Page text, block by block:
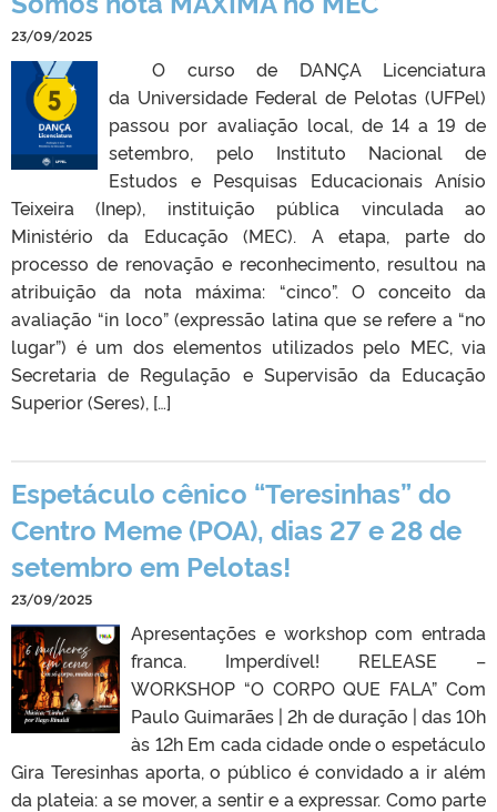
23/09/2025
O curso de DANÇA Licenciatura
da Universidade Federal de Pelotas (UFPel)
passou por avaliação local, de 14 a 19 de
setembro, pelo Instituto Nacional de
Estudos e Pesquisas Educacionais Anísio
Teixeira (Inep), instituição pública vinculada ao
Ministério da Educação (MEC). A etapa, parte do
processo de renovação e reconhecimento, resultou na
atribuição da nota máxima: “cinco”. O conceito da
avaliação “in loco” (expressão latina que se refere a “no
lugar”) é um dos elementos utilizados pelo MEC, via
Secretaria de Regulação e Supervisão da Educação
Superior (Seres), […]
Espetáculo cênico “Teresinhas” do
Centro Meme (POA), dias 27 e 28 de
setembro em Pelotas!
23/09/2025
Apresentações e workshop com entrada
franca. Imperdível! RELEASE –
WORKSHOP “O CORPO QUE FALA” Com
Paulo Guimarães | 2h de duração | das 10h
às 12h Em cada cidade onde o espetáculo
Gira Teresinhas aporta, o público é convidado a ir além
da plateia: a se mover, a sentir e a expressar. Como parte